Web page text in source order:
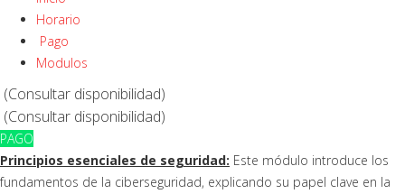
Horario
Pago
Modulos
(Consultar disponibilidad)
(Consultar disponibilidad)
PAGO
Principios esenciales de seguridad: Este módulo introduce los
fundamentos de la ciberseguridad, explicando su papel clave en la